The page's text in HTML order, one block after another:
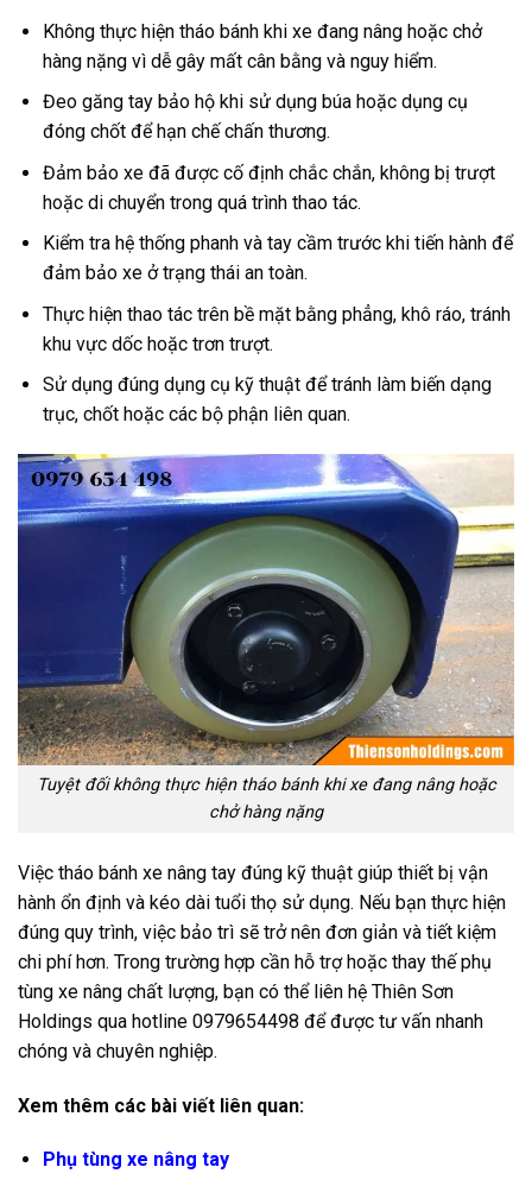
Không thực hiện tháo bánh khi xe đang nâng hoặc chở
hàng nặng vì dễ gây mất cân bằng và nguy hiểm.
Đeo găng tay bảo hộ khi sử dụng búa hoặc dụng cụ
đóng chốt để hạn chế chấn thương.
Đảm bảo xe đã được cố định chắc chắn, không bị trượt
hoặc di chuyển trong quá trình thao tác.
Kiểm tra hệ thống phanh và tay cầm trước khi tiến hành để
đảm bảo xe ở trạng thái an toàn.
Thực hiện thao tác trên bề mặt bằng phẳng, khô ráo, tránh
khu vực dốc hoặc trơn trượt.
Sử dụng đúng dụng cụ kỹ thuật để tránh làm biến dạng
trục, chốt hoặc các bộ phận liên quan.
Tuyệt đối không thực hiện tháo bánh khi xe đang nâng hoặc
chở hàng nặng
Việc tháo bánh xe nâng tay đúng kỹ thuật giúp thiết bị vận
hành ổn định và kéo dài tuổi thọ sử dụng. Nếu bạn thực hiện
đúng quy trình, việc bảo trì sẽ trở nên đơn giản và tiết kiệm
chi phí hơn. Trong trường hợp cần hỗ trợ hoặc thay thế phụ
tùng xe nâng chất lượng, bạn có thể liên hệ Thiên Sơn
Holdings qua hotline 0979654498 để được tư vấn nhanh
chóng và chuyên nghiệp.
Xem thêm các bài viết liên quan:
Phụ tùng xe nâng tay